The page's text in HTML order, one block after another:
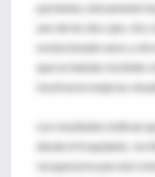
pacientes, únicamente
uno de los dos ojos.
evolucionado unos y
que no habían recibido
mostraron mejoras
Los resultados indican
desde el trasplante, la
recuperaron parcial o